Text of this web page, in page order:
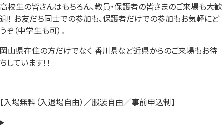
高校生の皆さんはもちろん、教員・保護者の皆さまのご来場も大歓
迎！ お友だち同士での参加も、保護者だけでの参加もお気軽にど
うぞ（中学生も可）。
岡山県在住の方だけでなく 香川県など近県からのご来場もお待
ちしています！！
【入場無料（入退場自由）／服装自由／事前申込制】